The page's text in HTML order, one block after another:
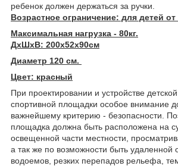
ребенок должен держаться за ручки.
Возрастное ограничение: для детей от
Максимальная нагрузка - 80кг.
ДхШхВ: 200х52х90см
Диаметр 120 см.
Цвет: красный
При проектировании и устройстве детской
спортивной площадки особое внимание
важнейшему критерию - безопасности.
площадка должна быть расположена на
освещенной части местности,
а так же по возможности быть удаленной
водоемов, резких перепадов рельефа,